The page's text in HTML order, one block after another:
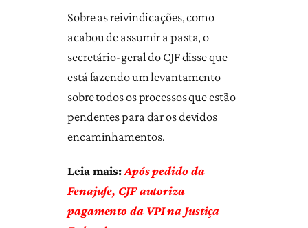
Sobre as reivindicações, como
acabou de assumir a pasta, o
secretário-geral do CJF disse que
está fazendo um levantamento
sobre todos os processos que estão
pendentes para dar os devidos
encaminhamentos.
Leia mais:Após pedido da
Fenajufe, CJF autoriza
pagamento da VPI na Justiça